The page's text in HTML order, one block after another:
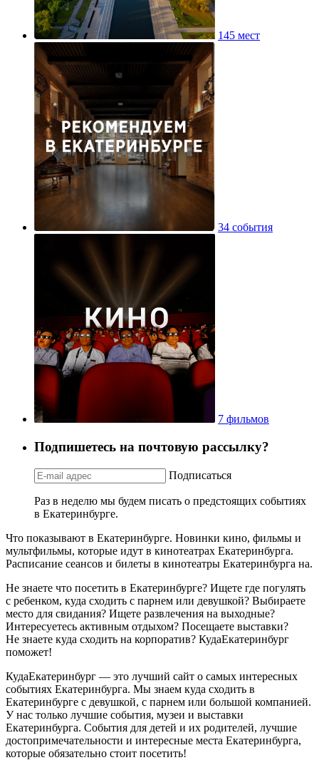
145 мест
34 события
7 фильмов
Подпишетесь на почтовую рассылку?
Подписаться
Раз в неделю мы будем писать о предстоящих событиях
в Екатеринбурге.
Что показывают в Екатеринбурге. Новинки кино, фильмы и
мультфильмы, которые идут в кинотеатрах Екатеринбурга.
Расписание сеансов и билеты в кинотеатры Екатеринбурга на.
Не знаете что посетить в Екатеринбурге? Ищете где погулять
с ребенком, куда сходить с парнем или девушкой? Выбираете
место для свидания? Ищете развлечения на выходные?
Интересуетесь активным отдыхом? Посещаете выставки?
Не знаете куда сходить на корпоратив? КудаЕкатеринбург
поможет!
КудаЕкатеринбург — это лучший сайт о самых интересных
событиях Екатеринбурга. Мы знаем куда сходить в
Екатеринбурге с девушкой, с парнем или большой компанией.
У нас только лучшие события, музеи и выставки
Екатеринбурга. События для детей и их родителей, лучшие
достопримечательности и интересные места Екатеринбурга,
которые обязательно стоит посетить!